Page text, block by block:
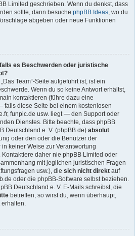
Limited geschrieben. Wenn du denkst, dass
sollte, dann besuche phpBB Ideas, wo du
abgeben oder neue Funktionen
es Beschwerden oder juristische
Team“-Seite aufgeführt ist, ist ein
Wenn du so keine Antwort erhältst,
kontaktieren (führe dazu eine
falls diese Seite bei einem kostenlosen
funpic.de usw. liegt — den Support oder
Dienstes. Bitte beachte, dass phpBB
Deutschland e. V. (phpBB.de) absolut
oder den oder die Benutzer der
keiner Weise zur Verantwortung
daher nie phpBB Limited oder
mit jeglichen juristischen Fragen
usw.), die sich nicht direkt auf
oder die phpBB-Software selbst beziehen.
Deutschland e. V. E-Mails schreibst, die
betreffen, so wirst du, wenn überhaupt,
erhalten.